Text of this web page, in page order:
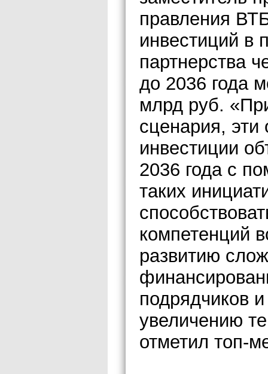
правления
инвестиций в
партнерства
до 2036 года
млрд руб.
сценария, эти
инвестиции
2036 года с
таких
компетенций
развитию
подрядчиков
увеличению
отметил топ-